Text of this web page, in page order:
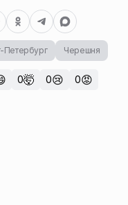
Петербург Черешня
0🤯 0😢 0😡